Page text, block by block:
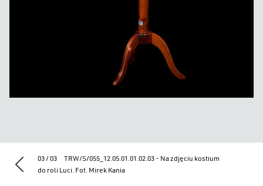
03 / 03
TRW/S/055_12.05.01.01.02.03 - Na zdjęciu kostium
do roli Luci. Fot. Mirek Kania